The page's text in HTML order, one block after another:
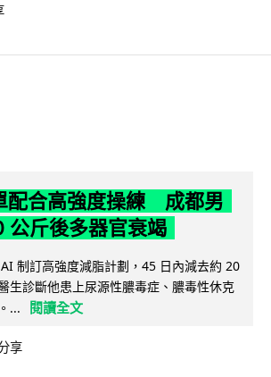
配合高強度操練 成都男
公斤後多器官衰竭
制訂高強度減脂計劃，45 日內減去約 20
生診斷他患上尿源性膿毒症、膿毒性休克
...
閱讀全文
享